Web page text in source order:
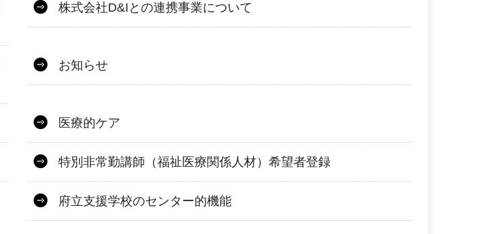
株式会社D&Iとの連携事業について
お知らせ
医療的ケア
特別非常勤講師（福祉医療関係人材）希望者登録
府立支援学校のセンター的機能